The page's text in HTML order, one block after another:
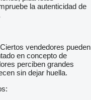
la autenticidad de
vendedores pueden
en concepto de
perciben grandes
sin dejar huella.